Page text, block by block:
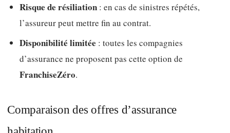
Risque de résiliation : en cas de sinistres répétés,
l’assureur peut mettre fin au contrat.
Disponibilité limitée : toutes les compagnies
d’assurance ne proposent pas cette option de
FranchiseZéro.
Comparaison des offres d’assurance